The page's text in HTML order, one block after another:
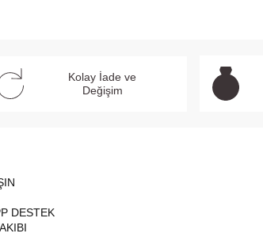
Kolay İade ve
Değişim
DESTEK